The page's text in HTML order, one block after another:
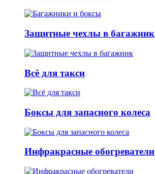
Защитные чехлы в багажник
Всё для такси
Боксы для запасного колеса
Инфракрасные обогреватели